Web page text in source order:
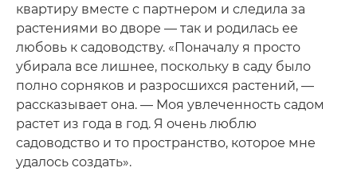
квартиру вместе с партнером и следила за
растениями во дворе — так и родилась ее
любовь к садоводству. «Поначалу я просто
убирала все лишнее, поскольку в саду было
полно сорняков и разросшихся растений, —
рассказывает она. — Моя увлеченность садом
растет из года в год. Я очень люблю
садоводство и то пространство, которое мне
удалось создать».